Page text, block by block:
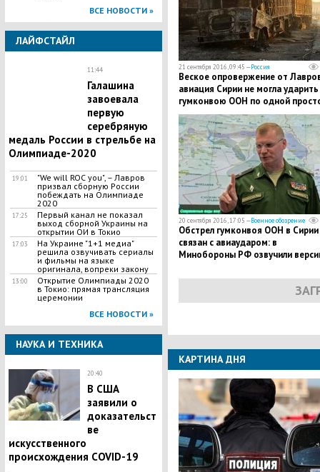
ВСЕ НОВОСТИ »
ЛАЙФСТАЙЛ
11:44
Галашина
завоевала
первую
серебряную
медаль России в стрельбе на
Олимпиаде-2020
19:01
"We will ROC you", – Лавров
призвал сборную России
побеждать на Олимпиаде
2020
17:25
Первый канал не показал
выход сборной Украины на
открытии ОИ в Токио
17:03
На Украине "1+1 медиа"
решила озвучивать сериалы
и фильмы на языке
оригинала, вопреки закону
13:00
Открытие Олимпиады 2020
в Токио: прямая трансляция
церемонии
ВСЕ НОВОСТИ »
НАУКА И ТЕХНИКА
20:40
В США
заявили о
доказательст
ве
искусственного
происхождения COVID-19
21 сентября 2016, 09:45 —Россия
Веское опровержение от
авиация Сирии не могла
гумконвою ООН по одной
причине
20 сентября 2016, 17:05 —Военное обозрение
Обстрел гумконвоя ООН в Сирии
связан с авиаударом: в
Минобороны РФ озвучили
КАРТИНА ДНЯ